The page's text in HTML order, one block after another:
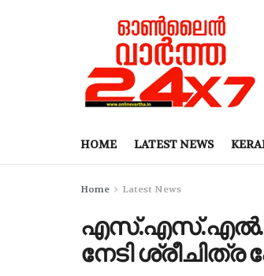
HOME LATEST NEWS
Home Latest News
എസ്.എസ്.എല്‍.സി.
നേടി